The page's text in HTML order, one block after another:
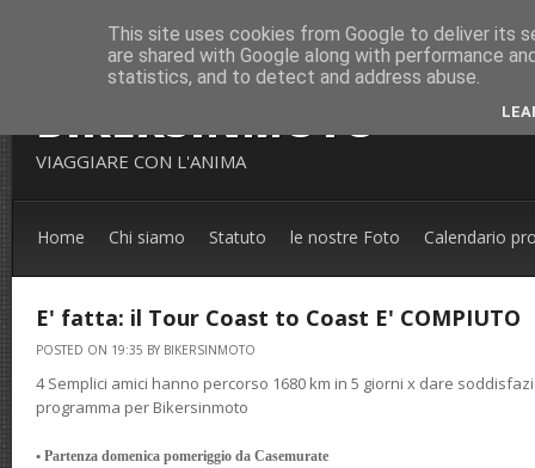
BIKERSINMOTO
VIAGGIARE CON L'ANIMA
Home Chi siamo Statuto le nostre Foto Calendario
E' fatta: il Tour Coast to Coast E' COMPIUTO
POSTED ON 19:35 BY BIKERSINMOTO
4 Semplici amici hanno percorso 1680 km in 5 giorni x dare
programma per Bikersinmoto
• Partenza domenica pomeriggio da Casemurate
This site uses cookies from Google to deliver its
are shared with Google along with performance
statistics, and to detect and address abuse.